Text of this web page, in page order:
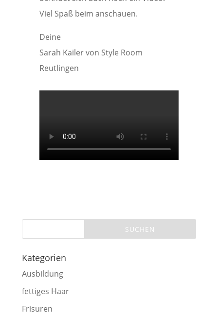
Viel Spaß beim anschauen.
Deine
Sarah Kailer von Style Room
Reutlingen
Kategorien
Ausbildung
fettiges Haar
Frisuren